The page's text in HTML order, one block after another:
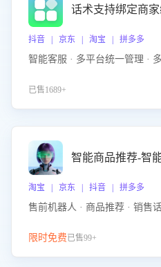
话术支持绑定商
抖音 | 京东 | 淘宝 | 拼多多
智能客服 · 多平台统一管理 ·
已售1689+
智能商品推荐-智
淘宝 | 京东 | 抖音 | 拼多多
售前机器人 · 商品推荐 · 销售
限时免费已售99+